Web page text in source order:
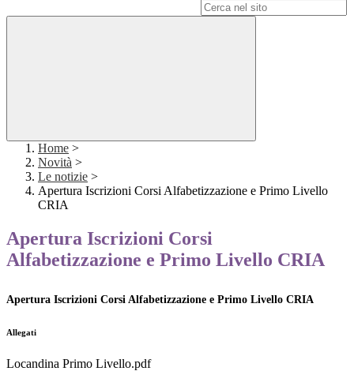
Home >
Novità >
Le notizie >
Apertura Iscrizioni Corsi Alfabetizzazione e Primo Livello
CRIA
Apertura Iscrizioni Corsi
Alfabetizzazione e Primo Livello CRIA
Apertura Iscrizioni Corsi Alfabetizzazione e Primo Livello CRIA
Allegati
Locandina Primo Livello.pdf